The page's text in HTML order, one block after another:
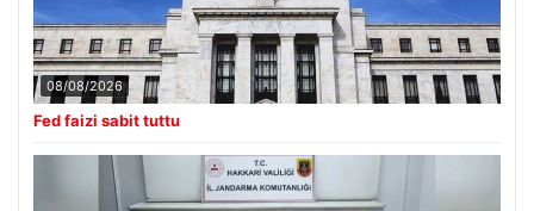
08/08/2026
Fed faizi sabit tuttu